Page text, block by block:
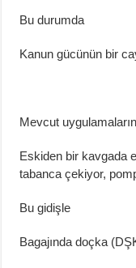
Bu durumda
Kanun gücünün bir
Mevcut uygulamaların
Eskiden bir kavgada
tabanca çekiyor,
Bu gidişle
Bagajındadoçka